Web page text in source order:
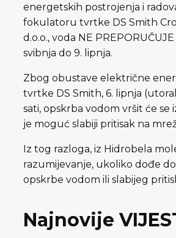
energetskih postrojenja i
fokulatoru tvrtke DS Smith
d.o.o., voda NE
svibnja do 9. lipnja.
Zbog obustave električne
tvrtke DS Smith, 6. lipnja
sati, opskrba vodom vršit će se
je moguć slabiji pritisak na
Iz tog razloga, iz Hidrobela
razumijevanje, ukoliko dođe
opskrbe vodom ili slabijeg
Najnovije